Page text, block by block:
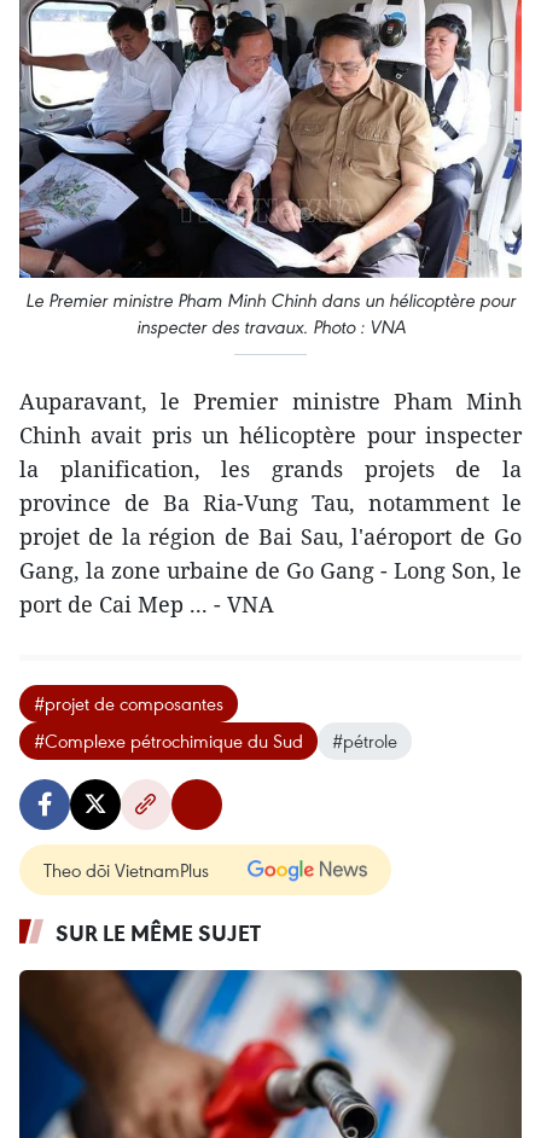
Le Premier ministre Pham Minh Chinh dans un hélicoptère pour
inspecter des travaux. Photo : VNA
Auparavant, le Premier ministre Pham Minh
Chinh avait pris un hélicoptère pour inspecter
la planification, les grands projets de la
province de Ba Ria-Vung Tau, notamment le
projet de la région de Bai Sau, l'aéroport de Go
Gang, la zone urbaine de Go Gang - Long Son, le
port de Cai Mep ... - VNA
#projet de composantes
#Complexe pétrochimique du Sud
#pétrole
Theo dõi VietnamPlus
SUR LE MÊME SUJET